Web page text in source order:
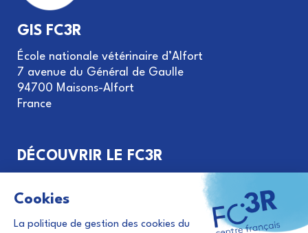
GIS FC3R
École nationale vétérinaire d’Alfort
7 avenue du Général de Gaulle
94700 Maisons-Alfort
France
DÉCOUVRIR LE FC3R
Gouvernance du GIS FC3R
Financement de projets